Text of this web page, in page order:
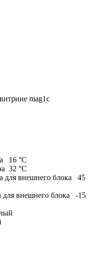
mag1c
16 °С
32 °С
для внешнего блока 45
для внешнего блока -15